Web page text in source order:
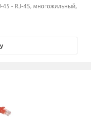
45 - RJ-45, многожильный,